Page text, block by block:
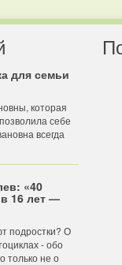
для семьи
которая
себе
всегда
«40
16 лет —
подростки? О
- обо
только не о